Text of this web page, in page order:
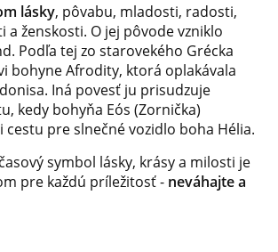
lásky, pôvabu, mladosti, radosti,
a ženskosti. O jej pôvode vzniklo
Podľa tej zo starovekého Grécka
bohyne Afrodity, ktorá oplakávala
Iná povesť ju prisudzuje
kedy bohyňa Eós (Zornička)
cestu pre slnečné vozidlo boha Hélia.
symbol lásky, krásy a milosti je
pre každú príležitosť - neváhajte a